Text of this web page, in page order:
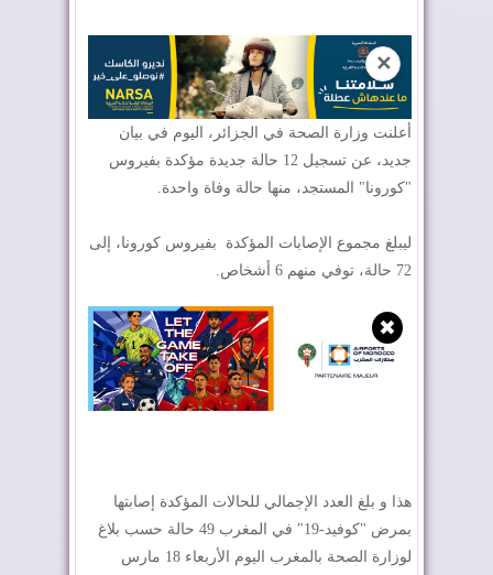
✕
أعلنت وزارة الصحة في الجزائر، اليوم في بيان
جديد، عن تسجيل 12 حالة جديدة مؤكدة بفيروس
"كورونا" المستجد، منها حالة وفاة واحدة.
ليبلغ مجموع الإصابات المؤكدة بفيروس كورونا، إلى
72 حالة، توفي منهم 6 أشخاص.
✖
هذا و بلغ العدد الإجمالي للحالات المؤكدة إصابتها
بمرض "كوفيد-19" في المغرب 49 حالة حسب بلاغ
لوزارة الصحة بالمغرب اليوم الأربعاء 18 مارس